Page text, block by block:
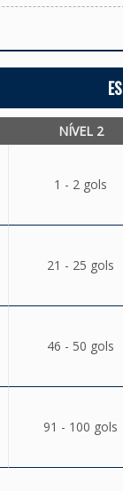
NÍVEL 2
1 - 2 gols
21 - 25 gols
46 - 50 gols
91 - 100 gols